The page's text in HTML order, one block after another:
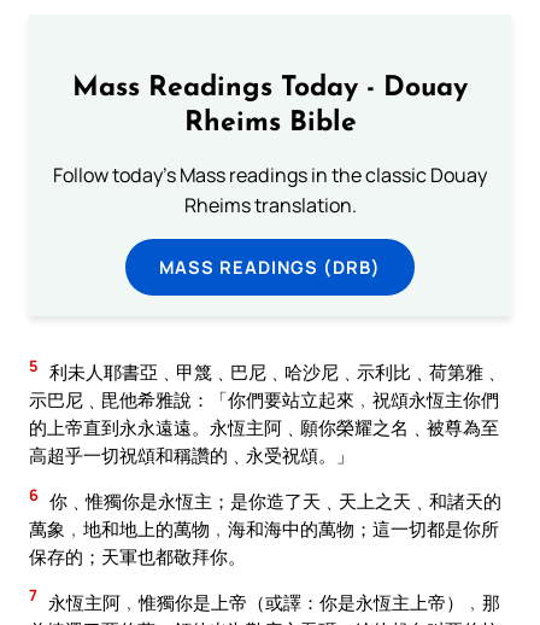
Mass Readings Today - Douay
Rheims Bible
Follow today's Mass readings in the classic Douay
Rheims translation.
MASS READINGS (DRB)
5 利未人耶書亞﹑甲篾﹑巴尼﹑哈沙尼﹑示利比﹑荷第雅﹑
示巴尼﹑毘他希雅說：「你們要站立起來﹐祝頌永恆主你們
的上帝直到永永遠遠。永恆主阿﹑願你榮耀之名﹑被尊為至
高超乎一切祝頌和稱讚的﹑永受祝頌。」
6 你﹑惟獨你是永恆主；是你造了天﹑天上之天﹑和諸天的
萬象﹐地和地上的萬物﹐海和海中的萬物；這一切都是你所
保存的；天軍也都敬拜你。
7 永恆主阿﹐惟獨你是上帝（或譯：你是永恆主上帝）﹐那